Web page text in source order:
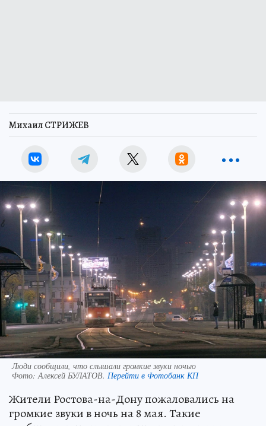
Михаил СТРИЖЕВ
Люди сообщили, что слышали громкие звуки ночью
Фото:Алексей БУЛАТОВ. Перейти в Фотобанк КП
Жители Ростова-на-Дону пожаловались на
громкие звуки в ночь на 8 мая. Такие